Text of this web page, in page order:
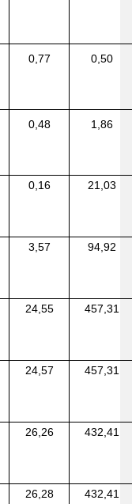
0,77 0,50
0,48 1,86
0,16 21,03
3,57 94,92
24,55 457,31
24,57 457,31
26,26 432,41
26,28 432,41